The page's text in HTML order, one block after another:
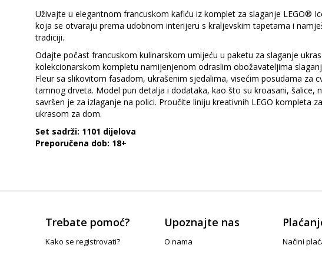
Uživajte u elegantnom francuskom kafiću iz komplet za slaganje LEGO®
koja se otvaraju prema udobnom interijeru s kraljevskim tapetama i
tradiciji.
Odajte počast francuskom kulinarskom umijeću u paketu za slaganje
kolekcionarskom kompletu namijenjenom odraslim obožavateljima
Fleur sa slikovitom fasadom, ukrašenim sjedalima, visećim posudama
tamnog drveta. Model pun detalja i dodataka, kao što su kroasani,
savršen je za izlaganje na polici. Proučite liniju kreativnih LEGO kompleta
ukrasom za dom.
Set sadrži: 1101 dijelova
Preporučena dob: 18+
Trebate pomoć?
Kako se registrovati?
Upoznajte nas
O nama
Načini